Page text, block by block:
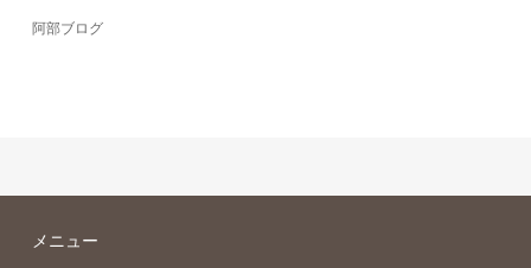
阿部ブログ
メニュー